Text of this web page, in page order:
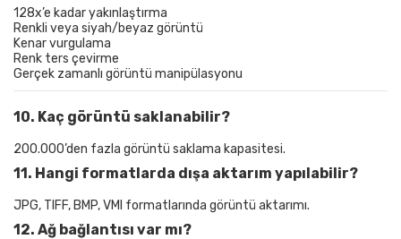
128x’e kadar yakınlaştırma
Renkli veya siyah/beyaz görüntü
Kenar vurgulama
Renk ters çevirme
Gerçek zamanlı görüntü manipülasyonu
10. Kaç görüntü saklanabilir?
200.000’den fazla görüntü saklama kapasitesi.
11. Hangi formatlarda dışa aktarım yapılabilir?
JPG, TIFF, BMP, VMI formatlarında görüntü aktarımı.
12. Ağ bağlantısı var mı?